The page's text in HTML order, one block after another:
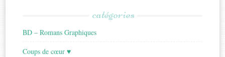
catégories
BD – Romans Graphiques
Coups de cœur ♥